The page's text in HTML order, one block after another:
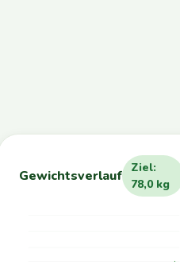
Gewichtsverlauf
Ziel:
78,0 kg